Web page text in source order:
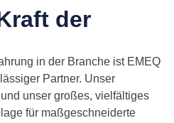
der
in der Branche ist EMEQ
Partner. Unser
unser großes, vielfältiges
für maßgeschneiderte